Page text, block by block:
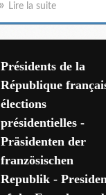
Lire la suite
Présidents de la
République
élections
présidentielles -
Präsidenten der
französischen
Republik -